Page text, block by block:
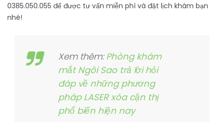
0385.050.055 để được tư vấn miễn phí và đặt lịch khám bạn
nhé!
Xem thêm:Phòng khám
mắt Ngôi Sao trả lời hỏi
đáp về những phương
pháp LASER xóa cận thị
phổ biến hiện nay